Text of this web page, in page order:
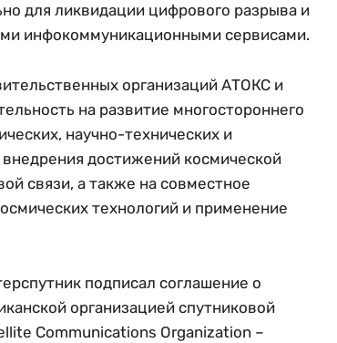
для ликвидации цифрового разрыва и
инфокоммуникационными сервисами.
организаций АТОКС и
на развитие многостороннего
научно-технических и
достижений космической
связи, а также на совместное
технологий и применение
подписал соглашение о
организацией спутниковой
Communications Organization –